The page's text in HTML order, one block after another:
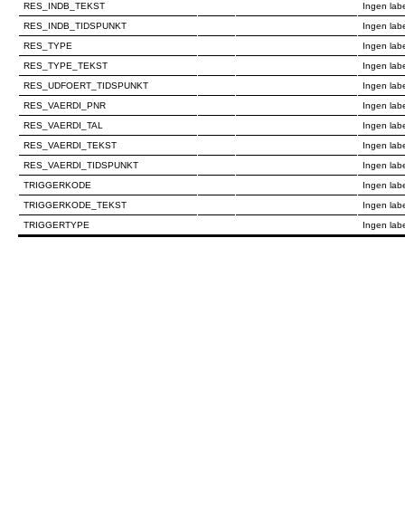
RES_INDB_TEKST
Ingen
RES_INDB_TIDSPUNKT
Ingen
RES_TYPE
Ingen
RES_TYPE_TEKST
Ingen
RES_UDFOERT_TIDSPUNKT
Ingen
RES_VAERDI_PNR
Ingen
RES_VAERDI_TAL
Ingen
RES_VAERDI_TEKST
Ingen
RES_VAERDI_TIDSPUNKT
Ingen
TRIGGERKODE
Ingen
TRIGGERKODE_TEKST
Ingen
TRIGGERTYPE
Ingen